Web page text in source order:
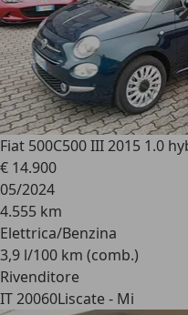
Fiat 500C500 III 2015 1.0
€ 14.900
05/2024
4.555 km
Elettrica/Benzina
3,9 l/100 km (comb.)
Rivenditore
IT 20060Liscate - Mi